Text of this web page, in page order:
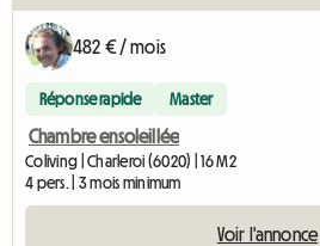
482 € / mois
Réponse rapide Master
Chambre ensoleillée
Coliving | Charleroi (6020) | 16 M2
4 pers. | 3 mois minimum
Voir l'annonce